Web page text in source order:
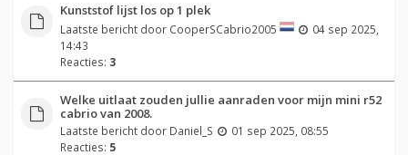
Kunststof lijst los op 1 plek
Laatste bericht door CooperSCabrio2005
04 sep 2025,
14:43
Reacties: 3
Welke uitlaat zouden jullie aanraden voor mijn mini r52
cabrio van 2008.
Laatste bericht door Daniel_S
01 sep 2025, 08:55
Reacties: 5